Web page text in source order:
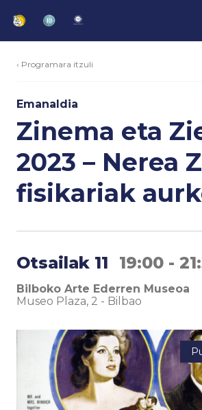
‹ Programara itzuli
Emanaldia
Zinema eta
2023 – Nerea
fisikariak
Otsailak 11 19:00 -
Bilboko Arte Ederren Museoa
Museo Plaza, 2 - Bilbao